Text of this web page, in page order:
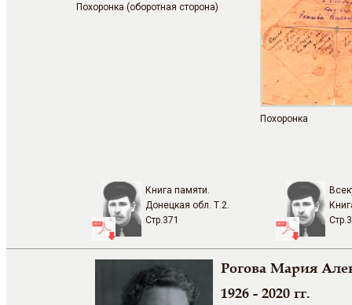
Похоронка (оборотная сторона)
Похоронка
Книга памяти.
Донецкая обл. Т.2.
Стр.371
Рогова Мария
1926 - 2020 гг.